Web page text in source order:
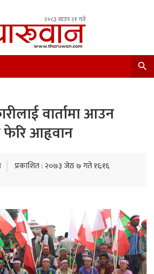
२०८३ साउन २१ गते
वार्तामा आउन
फेरि आहृवान
प्रकाशित : २०७३ जेठ ७ गते १६:१६